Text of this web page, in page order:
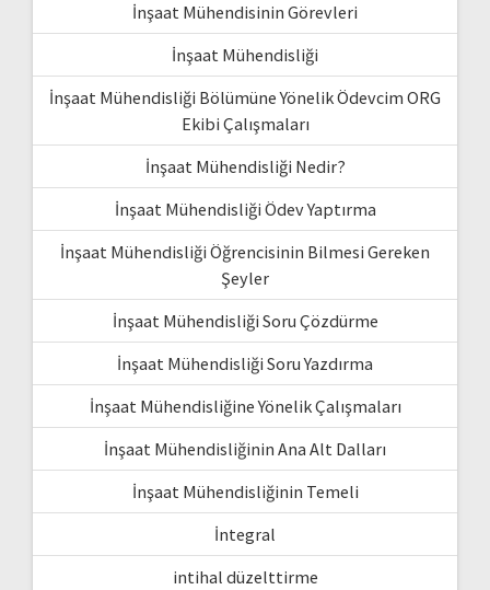
İnşaat Mühendisinin Görevleri
İnşaat Mühendisliği
İnşaat Mühendisliği Bölümüne Yönelik Ödevcim ORG
Ekibi Çalışmaları
İnşaat Mühendisliği Nedir?
İnşaat Mühendisliği Ödev Yaptırma
İnşaat Mühendisliği Öğrencisinin Bilmesi Gereken
Şeyler
İnşaat Mühendisliği Soru Çözdürme
İnşaat Mühendisliği Soru Yazdırma
İnşaat Mühendisliğine Yönelik Çalışmaları
İnşaat Mühendisliğinin Ana Alt Dalları
İnşaat Mühendisliğinin Temeli
İntegral
intihal düzelttirme